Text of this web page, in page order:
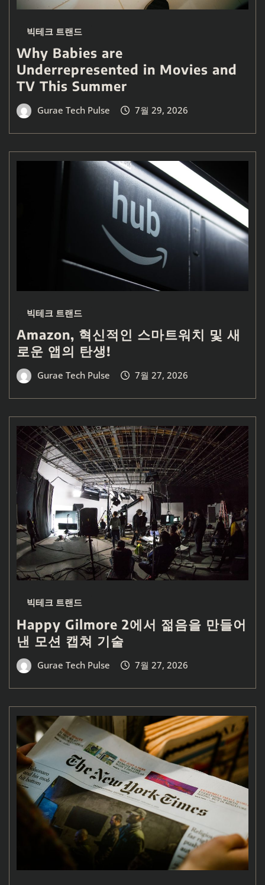
빅테크 트랜드
Why Babies are
Underrepresented in Movies and
TV This Summer
Gurae Tech Pulse 7월 29, 2026
빅테크 트랜드
Amazon, 혁신적인 스마트워치 및 새
로운 앱의 탄생!
Gurae Tech Pulse 7월 27, 2026
빅테크 트랜드
Happy Gilmore 2에서 젊음을 만들어
낸 모션 캡쳐 기술
Gurae Tech Pulse 7월 27, 2026